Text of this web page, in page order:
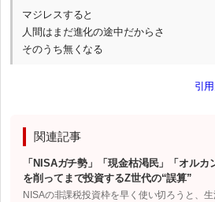
マジレスすると
人間はまだ進化の途中だからさ
そのうち無くなる
引
関連記事
「NISAガチ勢」「現金枯渇民」「オル
を削ってまで投資するZ世代の“誤算”
NISAの非課税投資枠を早く使い切ろうと、